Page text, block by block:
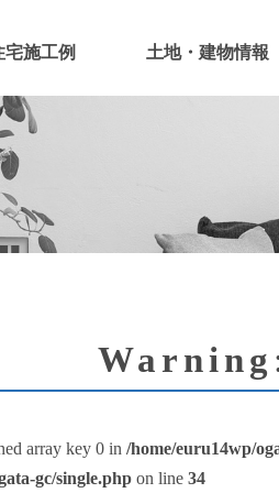
宅施工例 土地・建物情報
Warning
array key 0 in /home/euru14wp/
gc/single.php on line 34